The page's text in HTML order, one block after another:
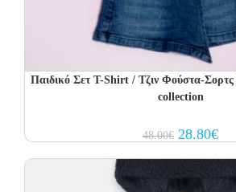
Παιδικό Σετ T-Shirt / Τζιν Φούστα-
collection
48.00€ Original
price
28.80€